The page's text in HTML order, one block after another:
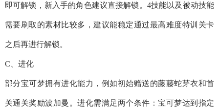
即可解锁，新入手的角色建议直接解锁。4技能以及被动技能
需要刷取的素材比较多，建议能稳定通过最高难度特训关卡
之后再进行解锁。
C、进化
部分宝可梦拥有进化能力，例如初始赠送的藤藤蛇芽衣和首
关通关奖励波加曼。进化需满足两个条件：宝可梦达到指定